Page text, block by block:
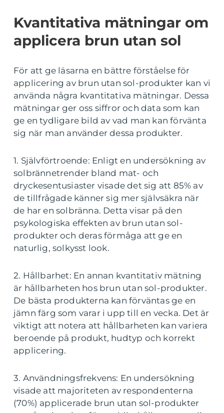
Kvantitativa mätningar om
applicera brun utan sol
För att ge läsarna en bättre förståelse för
applicering av brun utan sol-produkter kan vi
använda några kvantitativa mätningar. Dessa
mätningar ger oss siffror och data som kan
ge en tydligare bild av vad man kan förvänta
sig när man använder dessa produkter.
1. Självförtroende: Enligt en undersökning av
solbrännetrender bland mat- och
dryckesentusiaster visade det sig att 85% av
de tillfrågade känner sig mer självsäkra när
de har en solbränna. Detta visar på den
psykologiska effekten av brun utan sol-
produkter och deras förmåga att ge en
naturlig, solkysst look.
2. Hållbarhet: En annan kvantitativ mätning
är hållbarheten hos brun utan sol-produkter.
De bästa produkterna kan förväntas ge en
jämn färg som varar i upp till en vecka. Det är
viktigt att notera att hållbarheten kan variera
beroende på produkt, hudtyp och korrekt
applicering.
3. Användningsfrekvens: En undersökning
visade att majoriteten av respondenterna
(70%) applicerade brun utan sol-produkter